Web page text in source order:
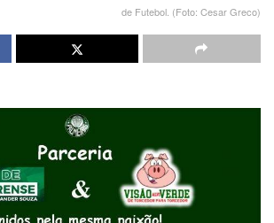
de Futebol. (Foto: Cesar Greco)